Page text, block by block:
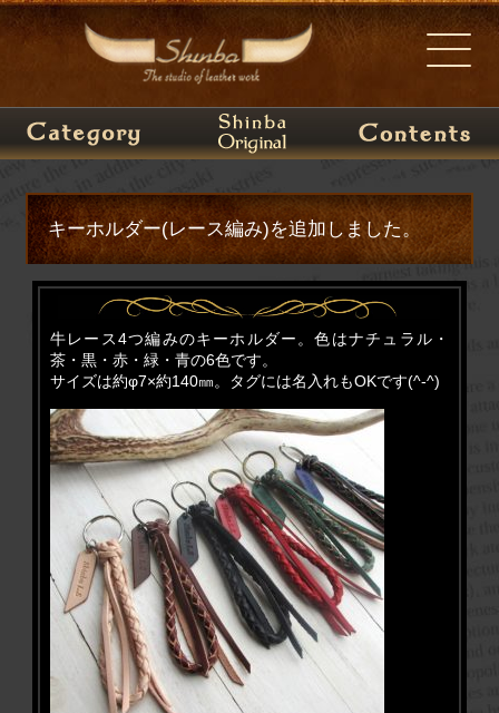
キーホルダー(レース編み)を追加しました。
牛レース4つ編みのキーホルダー。色はナチュラル・
茶・黒・赤・緑・青の6色です。
サイズは約φ7×約140㎜。タグには名入れもOKです(^-^)